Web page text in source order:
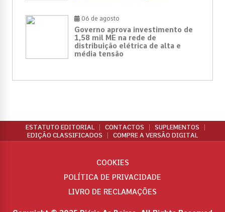
06 de agosto
Governo aprova investimento de
1,58 mil ME na rede de
distribuição elétrica de alta e
média tensão
ESTATUTO EDITORIAL CONTACTOS
SUPLEMENTOS
EDIÇÃO CLASSIFICADOS
COMPRE A VERSÃO DIGITAL
COOKIES
POLÍTICA DE PRIVACIDADE
LIVRO DE RECLAMAÇÕES